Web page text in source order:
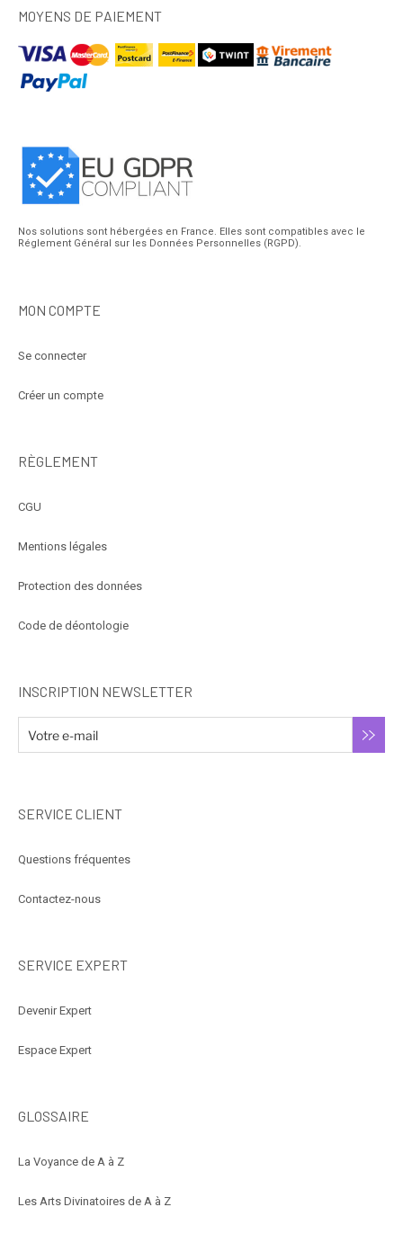
MOYENS DE PAIEMENT
Nos solutions sont hébergées en France. Elles sont compatibles avec le
Réglement Général sur les Données Personnelles (RGPD).
MON COMPTE
Se connecter
Créer un compte
RÈGLEMENT
CGU
Mentions légales
Protection des données
Code de déontologie
INSCRIPTION NEWSLETTER
SERVICE CLIENT
Questions fréquentes
Contactez-nous
SERVICE EXPERT
Devenir Expert
Espace Expert
GLOSSAIRE
La Voyance de A à Z
Les Arts Divinatoires de A à Z